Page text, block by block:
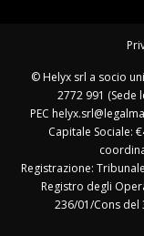
© Helyx srl a socio
2772 991 (Sede
PEC
Capitale Sociale:
Registrazione:
Registro degli
236/01/Cons del